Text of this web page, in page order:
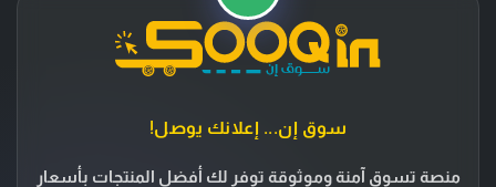
سوق إن... إعلانك يوصل!
منصة تسوق آمنة وموثوقة توفر لك أفضل المنتجات بأسعار